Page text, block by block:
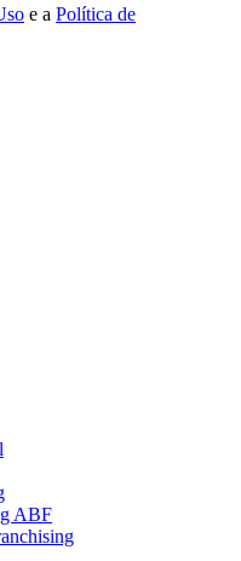
e a Política de
ABF